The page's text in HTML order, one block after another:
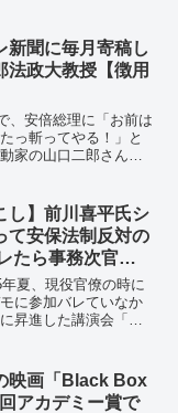
もとれるコメントの
新聞に毎月寄稿し
法政大教授【徴用
、安倍総理に「お前は
っ斬ってやる！」と
家の山口二郎さん
っ斬ってやる!」の出
...
し】前川喜平氏シ
て安保法制反対の
たら事務次官に
夏、現役官僚の時に
に参加バレていなか
昇進した講演会「前
ランティア、9条の会
映画「Black Box
アカデミー賞で